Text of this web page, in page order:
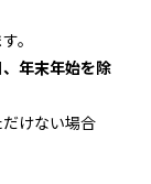
。
年末年始を除
けない場合